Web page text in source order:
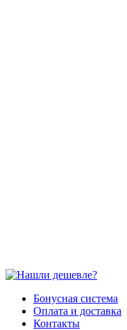
Бонусная система
Оплата и доставка
Контакты